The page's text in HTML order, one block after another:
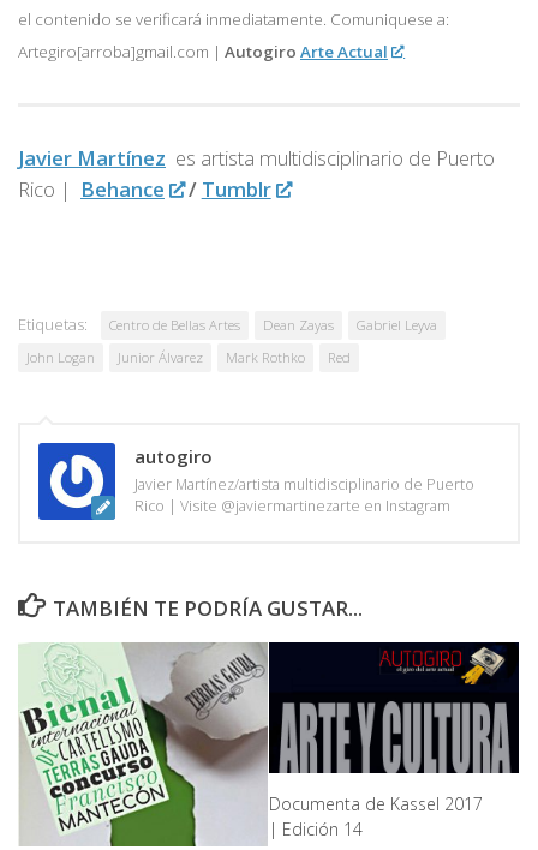
el contenido se verificará inmediatamente. Comuniquese a:
Artegiro[arroba]gmail.com | Autogiro Arte Actual
Javier Martínez es artista multidisciplinario de Puerto
Rico |
Behance / Tumblr
Etiquetas: Centro de Bellas Artes Dean Zayas
Gabriel Leyva
John Logan
Junior Álvarez Mark Rothko Red
autogiro
Javier Martínez/artista multidisciplinario de Puerto
Rico | Visite @javiermartinezarte en Instagram
TAMBIÉN TE PODRÍA GUSTAR...
Documenta de Kassel 2017
| Edición 14